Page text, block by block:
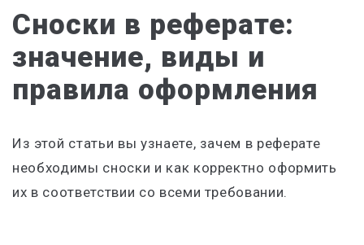
Сноски в реферате:
значение, виды и
правила оформления
Из этой статьи вы узнаете, зачем в реферате
необходимы сноски и как корректно оформить
их в соответствии со всеми требовании.